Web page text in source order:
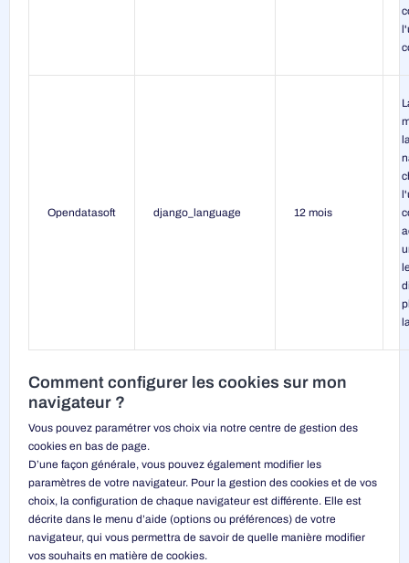
Opendatasoft django_language 12 mois
Comment configurer les cookies sur mon
navigateur ?
Vous pouvez paramétrer vos choix via notre centre de gestion des
cookies en bas de page.
D’une façon générale, vous pouvez également modifier les
paramètres de votre navigateur. Pour la gestion des cookies et de vos
choix, la configuration de chaque navigateur est différente. Elle est
décrite dans le menu d’aide (options ou préférences) de votre
navigateur, qui vous permettra de savoir de quelle manière modifier
vos souhaits en matière de cookies.